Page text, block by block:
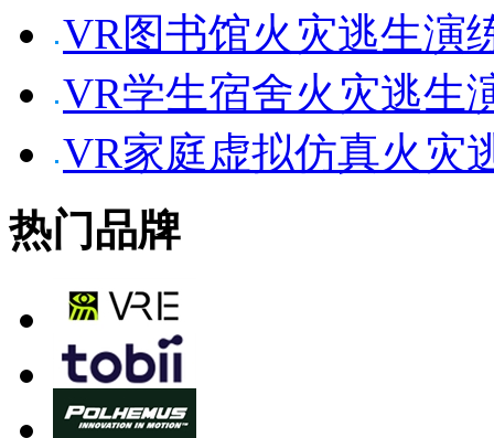
VR图书馆火灾逃生演
VR学生宿舍火灾逃生
VR家庭虚拟仿真火灾
热门品牌